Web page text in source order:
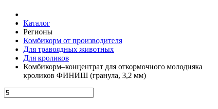
Каталог
Регионы
Комбикорм от производителя
Для травоядных животных
Для кроликов
Комбикорм–концентрат для откормочного молодняка
кроликов ФИНИШ (гранула, 3,2 мм)